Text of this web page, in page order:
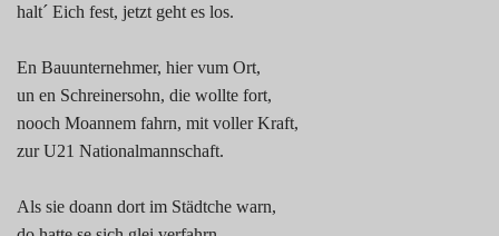
halt´ Eich fest, jetzt geht es los.
En Bauunternehmer, hier vum Ort,
un en Schreinersohn, die wollte fort,
nooch Moannem fahrn, mit voller Kraft,
zur U21 Nationalmannschaft.
Als sie doann dort im Städtche warn,